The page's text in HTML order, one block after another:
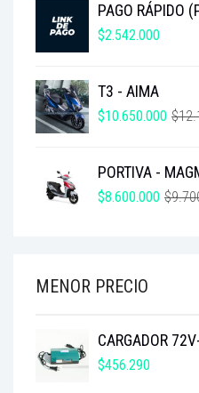
PAGO RÁPIDO
$2.542.000
T3 - AIMA
$
$10.650.000
PORTIVA -
$
$8.600.000
MENOR PRECIO
CARGADOR
$456.290